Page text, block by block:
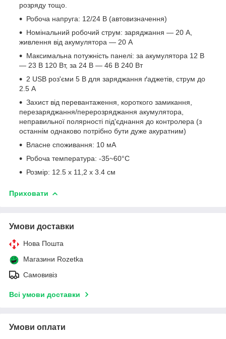
розряду тощо.
Робоча напруга: 12/24 В (автовизначення)
Номінальний робочий струм: заряджання — 20 A,
живлення від акумулятора — 20 А
Максимальна потужність панелі: за акумулятора 12 В
— 23 В 120 Вт, за 24 В — 46 В 240 Вт
2 USB роз'єми 5 В для заряджання ґаджетів, струм до
2.5 А
Захист від перевантаження, короткого замикання,
перезаряджання/перерозряджання акумулятора,
неправильної полярності під'єднання до контролера (з
останнім однаково потрібно бути дуже акуратним)
Власне споживання: 10 мА
Робоча температура: -35~60°C
Розмір: 12.5 х 11,2 х 3.4 см
Приховати
Умови доставки
Нова Пошта
Магазини Rozetka
Самовивіз
Всі умови доставки
Умови оплати